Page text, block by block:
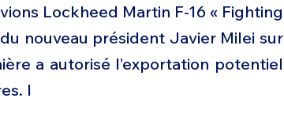
Lockheed Martin F-16 « Fighting
nouveau président Javier Milei sur
a autorisé l’exportation potentiel
I